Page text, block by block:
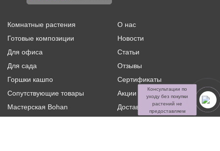
Комнатные растения
Готовые композиции
Для офиса
Для сада
Горшки кашпо
Сопутствующие товары
Мастерская Bohan
О нас
Новости
Статьи
Отзывы
Сертификаты
Акции и скидки
Доставка и оплата
Консультации по
уходу без покупки
растений не
предоставляем